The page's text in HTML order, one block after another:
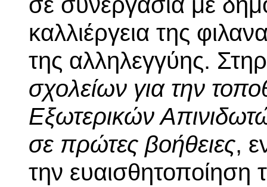
καλλιέργεια της
της αλληλεγγύης.
σχολείων για την
Εξωτερικών
σε πρώτες βοήθειες,
την ευαισθητοποίηση